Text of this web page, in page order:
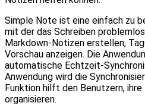
Simple Note ist eine einfach zu
mit der das Schreiben
Markdown-Notizen erstellen,
Vorschau anzeigen. Die
automatische Echtzeit-
Anwendung wird die
Funktion hilft den Benutzern,
organisieren.